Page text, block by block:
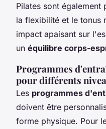
Pilates sont
la flexibilité et le tonus
impact apaisant sur
un équilibre corps-
Programmes
pour différents
Les programmes
doivent être
forme physique. Pour